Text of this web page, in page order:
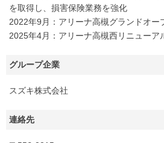
を取得し、損害保険業務を強化
2022年9月：アリーナ高槻グランドオー
2025年4月：アリーナ高槻西リニューア
グループ企業
スズキ株式会社
連絡先